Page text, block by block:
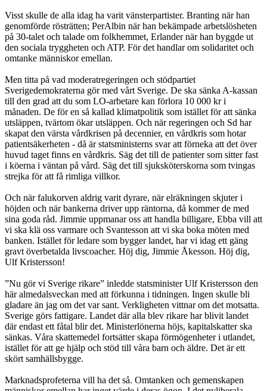
Visst skulle de alla idag ha varit vänsterpartister. Branting när han
genomförde rösträtten; PerAlbin när han bekämpade arbetslösheten
på 30-talet och talade om folkhemmet, Erlander när han byggde ut
den sociala tryggheten och ATP. För det handlar om solidaritet och
omtanke människor emellan.
Men titta på vad moderatregeringen och stödpartiet
Sverigedemokraterna gör med vårt Sverige. De ska sänka A-kassan
till den grad att du som LO-arbetare kan förlora 10 000 kr i
månaden. De för en så kallad klimatpolitik som istället för att sänka
utsläppen, tvärtom ökar utsläppen. Och när regeringen och Sd har
skapat den värsta vårdkrisen på decennier, en vårdkris som hotar
patientsäkerheten - då är statsministerns svar att förneka att det över
huvud taget finns en vårdkris. Säg det till de patienter som sitter fast
i köerna i väntan på vård. Säg det till sjuksköterskorna som tvingas
strejka för att få rimliga villkor.
Och när falukorven aldrig varit dyrare, när elräkningen skjuter i
höjden och när bankerna driver upp räntorna, då kommer de med
sina goda råd. Jimmie uppmanar oss att handla billigare, Ebba vill att
vi ska klä oss varmare och Svantesson att vi ska boka möten med
banken. Istället för ledare som bygger landet, har vi idag ett gäng
gravt överbetalda livscoacher. Höj dig, Jimmie Åkesson. Höj dig,
Ulf Kristersson!
”Nu gör vi Sverige rikare” inledde statsminister Ulf Kristersson den
här almedalsveckan med att förkunna i tidningen. Ingen skulle bli
gladare än jag om det var sant. Verkligheten vittnar om det motsatta.
Sverige görs fattigare. Landet där alla blev rikare har blivit landet
där endast ett fåtal blir det. Ministerlönerna höjs, kapitalskatter ska
sänkas. Våra skattemedel fortsätter skapa förmögenheter i utlandet,
istället för att ge hjälp och stöd till våra barn och äldre. Det är ett
skört samhällsbygge.
Marknadsprofeterna vill ha det så. Omtanken och gemenskapen